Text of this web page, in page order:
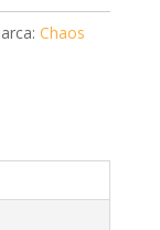
Chaos